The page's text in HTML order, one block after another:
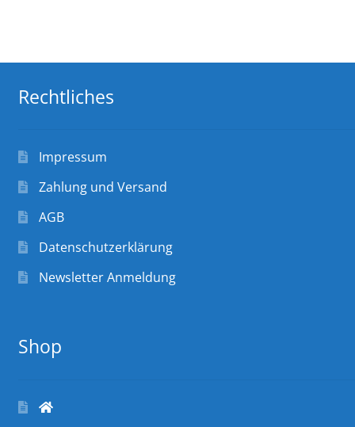
Rechtliches
Impressum
Zahlung und Versand
AGB
Datenschutzerklärung
Newsletter Anmeldung
Shop